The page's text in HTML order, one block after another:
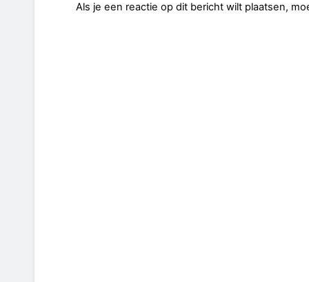
Als je een reactie op dit bericht wilt plaatsen,